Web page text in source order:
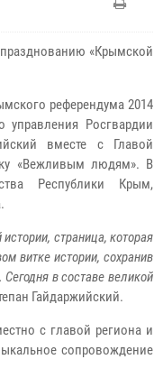
«Крымской
референдума 2014
Росгвардии
вместе с Главой
«Вежливым людям». В
Республики Крым,
страница, которая
витке истории, сохранив
в составе великой
Гайдаржийский.
с главой региона и
сопровождение